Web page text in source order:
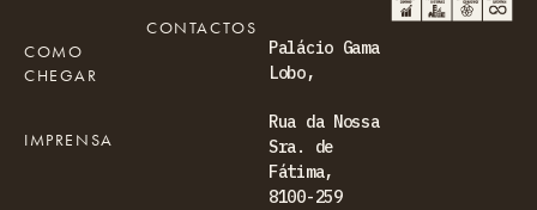
Palácio Gama
Lobo,
Rua da Nossa
Sra. de
Fátima,
8100-259
COMO
CHEGAR
IMPRENSA
CONTACTOS